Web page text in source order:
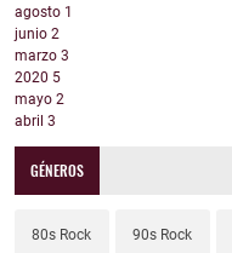
agosto 1
junio 2
marzo 3
2020 5
mayo 2
abril 3
GÉNEROS
80s Rock 90s Rock